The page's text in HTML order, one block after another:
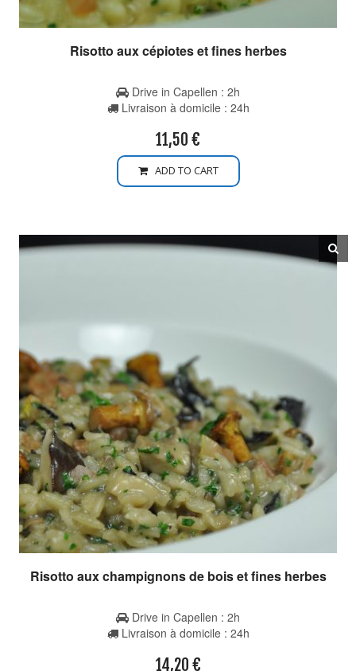
Risotto aux cépiotes et fines herbes
Drive in Capellen : 2h
Livraison à domicile : 24h
11,50 €
ADD TO CART
Risotto aux champignons de bois et fines herbes
Drive in Capellen : 2h
Livraison à domicile : 24h
14,20 €